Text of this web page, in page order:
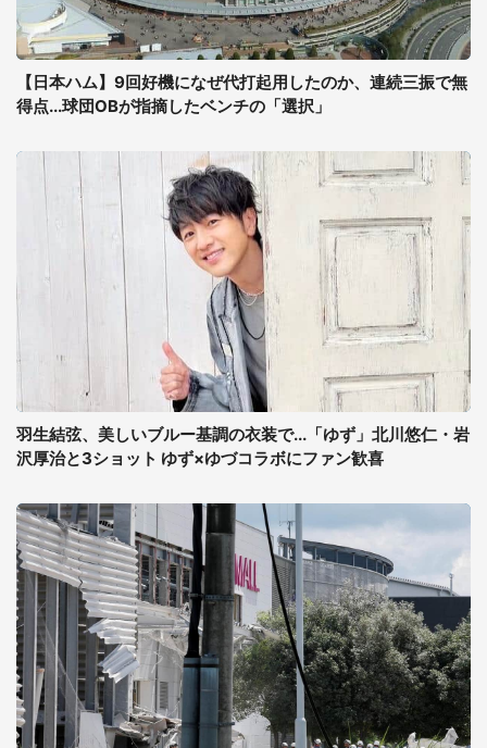
【日本ハム】9回好機になぜ代打起用したのか、連続三振で無
得点...球団OBが指摘したベンチの「選択」
羽生結弦、美しいブルー基調の衣装で...「ゆず」北川悠仁・岩
沢厚治と3ショット ゆず×ゆづコラボにファン歓喜